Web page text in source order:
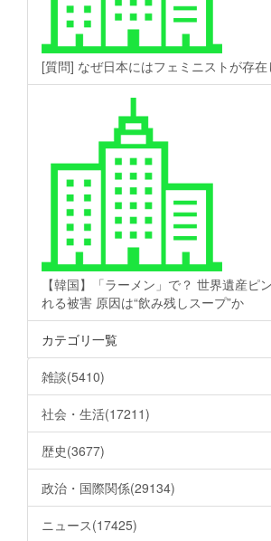
[質問] なぜ日本にはフェミニストが存
【韓国】「ラーメン」で？ 世界遺産
れる被害 原因は“飲み残しスープ”か
カテゴリ一覧
雑談(5410)
社会・生活(17211)
歴史(3677)
政治・国際関係(29134)
ニュース(17425)